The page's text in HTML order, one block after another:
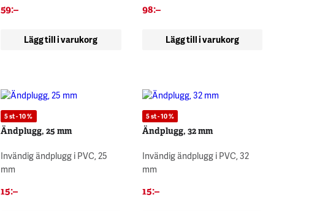
59:–
Lägg till i varukorg
98:–
Lägg till i varukorg
5 st - 10 %
Ändplugg, 25 mm
Invändig ändplugg i PVC, 25
mm
15:–
5 st - 10 %
Ändplugg, 32 mm
Invändig ändplugg i PVC, 32
mm
15:–